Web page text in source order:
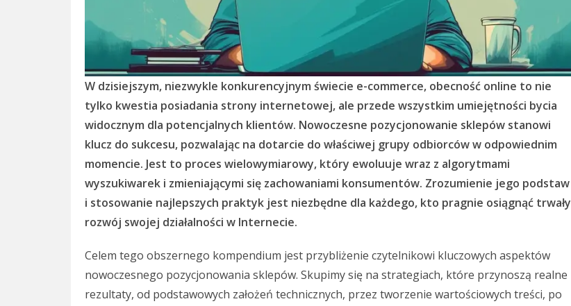
W dzisiejszym, niezwykle konkurencyjnym świecie e-commerce, obecność online to nie
tylko kwestia posiadania strony internetowej, ale przede wszystkim umiejętności bycia
widocznym dla potencjalnych klientów. Nowoczesne pozycjonowanie sklepów stanowi
klucz do sukcesu, pozwalając na dotarcie do właściwej grupy odbiorców w odpowiednim
momencie. Jest to proces wielowymiarowy, który ewoluuje wraz z algorytmami
wyszukiwarek i zmieniającymi się zachowaniami konsumentów. Zrozumienie jego podstaw
i stosowanie najlepszych praktyk jest niezbędne dla każdego, kto pragnie osiągnąć trwały
rozwój swojej działalności w Internecie.
Celem tego obszernego kompendium jest przybliżenie czytelnikowi kluczowych aspektów
nowoczesnego pozycjonowania sklepów. Skupimy się na strategiach, które przynoszą realne
rezultaty, od podstawowych założeń technicznych, przez tworzenie wartościowych treści, po